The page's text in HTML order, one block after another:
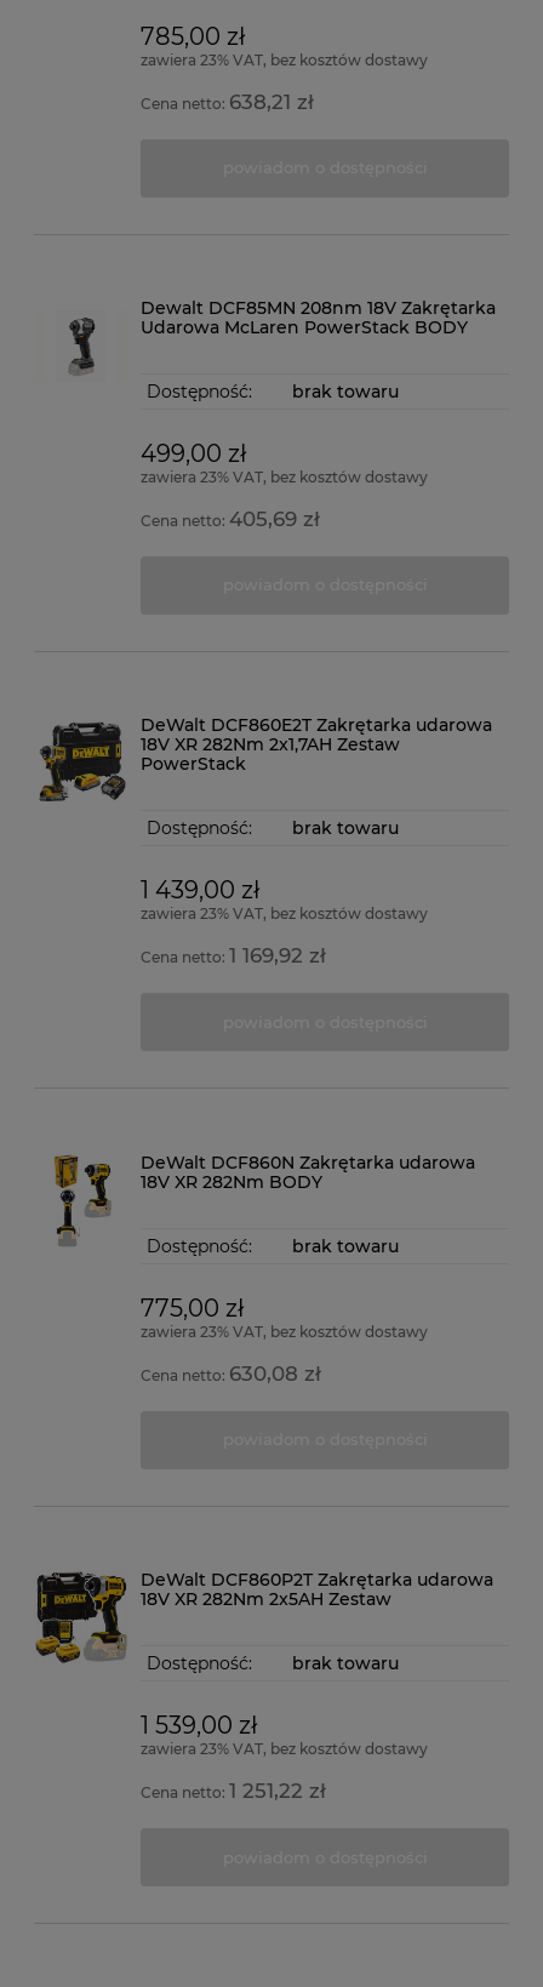
785,00 zł
zawiera 23% VAT, bez kosztów dostawy
Cena netto: 638,21 zł
Dewalt DCF85MN 208nm 18V Zakrętarka
Udarowa McLaren PowerStack BODY
Dostępność: brak towaru
499,00 zł
zawiera 23% VAT, bez kosztów dostawy
Cena netto:405,69 zł
DeWalt DCF860E2T Zakrętarka udarowa
18V XR 282Nm 2x1,7AH Zestaw
PowerStack
Dostępność: brak towaru
1 439,00 zł
zawiera 23% VAT, bez kosztów dostawy
Cena netto: 1 169,92 zł
DeWalt DCF860N Zakrętarka udarowa
18V XR 282Nm BODY
Dostępność: brak towaru
775,00 zł
zawiera 23% VAT, bez kosztów dostawy
Cena netto: 630,08 zł
DeWalt DCF860P2T Zakrętarka udarowa
18V XR 282Nm 2x5AH Zestaw
Dostępność: brak towaru
1 539,00 zł
zawiera 23% VAT, bez kosztów dostawy
Cena netto: 1 251,22 zł